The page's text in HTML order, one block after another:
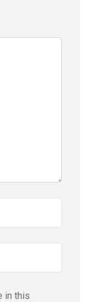
in this